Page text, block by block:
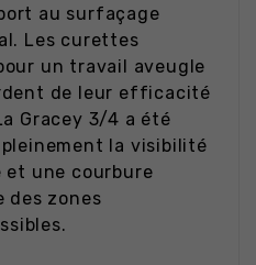
au surfaçage
Les curettes
un travail aveugle
de leur efficacité
Gracey 3/4 a été
la visibilité
et une courbure
zones